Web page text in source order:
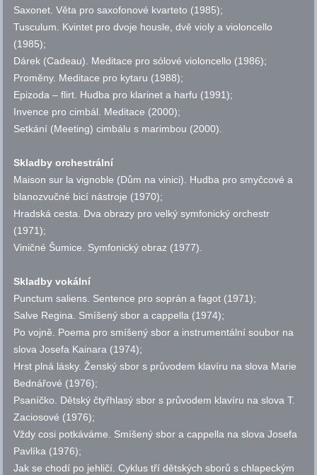
Saxonet. Věta pro saxofonové kvarteto (1985);
Tusculum. Kvintet pro dvoje housle, dvě violy a violoncello
(1985);
Dárek (Cadeau). Meditace pro sólové violoncello (1986);
Proměny. Meditace pro kytaru (1988);
Epizoda – flirt. Hudba pro klarinet a harfu (1991);
Invence pro cimbál. Meditace (2000);
Setkání (Meeting) cimbálu s marimbou (2000).
Skladby orchestrální
Maison sur la vignoble (Dům na vinici). Hudba pro smyčcové a
blanozvučné bicí nástroje (1970);
Hradská cesta. Dva obrazy pro velký symfonický orchestr
(1971);
Viničné Šumice. Symfonický obraz (1977).
Skladby vokální
Punctum saliens. Sentence pro soprán a fagot (1971);
Salve Regina. Smíšený sbor a cappella (1974);
Po vojně. Poema pro smíšený sbor a instrumentální soubor na
slova Josefa Kainara (1974);
Hrst plná lásky. Ženský sbor s průvodem klavíru na slova Marie
Bednářové (1976);
Psaníčko. Dětský čtyřhlasý sbor s průvodem klavíru na slova T.
Zaciosové (1976);
Vždy cosi potkáváme. Smíšený sbor a cappella na slova Josefa
Pavlíka (1976);
Jak se chodí po jehličí. Cyklus tří dětských sborů s chlapeckým